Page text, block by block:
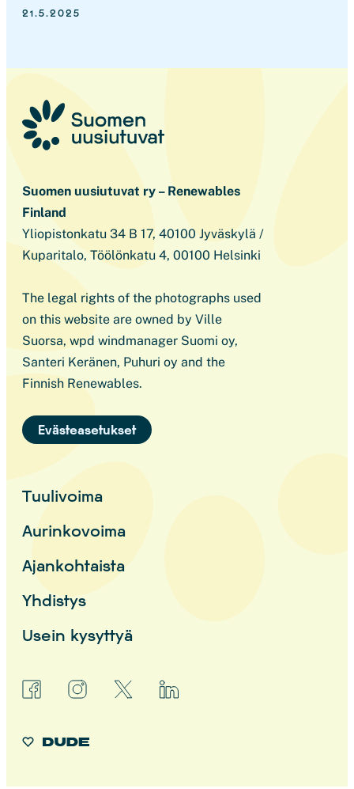
21.5.2025
Suomen uusiutuvat ry – Renewables
Finland
Yliopistonkatu 34 B 17, 40100 Jyväskylä /
Kuparitalo, Töölönkatu 4, 00100 Helsinki
The legal rights of the photographs used
on this website are owned by Ville
Suorsa, wpd windmanager Suomi oy,
Santeri Keränen, Puhuri oy and the
Finnish Renewables.
Evästeasetukset
Tuulivoima
Aurinkovoima
Ajankohtaista
Yhdistys
Usein kysyttyä
facebookinstagram linkedin